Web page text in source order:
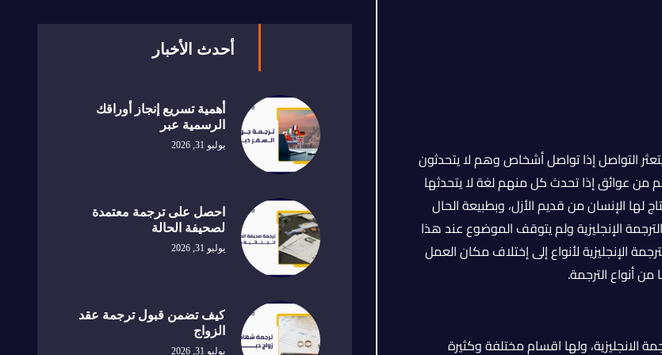
التواصل إذا تواصل أشخاص وهم لا يتحدثون
من عوائق إذا تحدث كل منهم لغة لا يتحدثها
لها الإنسان من قديم الأزل، وبطبيعة الحال
الإنجليزية ولم يتوقف الموضوع عند هذا
الإنجليزية لأنواع إلى إختلاف مكان العمل
أنواع الترجمة.
الانجليزية، ولها اقسام مختلفة وكثيرة
أحدث الأخبار
أهمية تسريع إنجاز أوراقك
الرسمية عبر
يوليو 31, 2026
احصل على ترجمة معتمدة
لصحيفة الحالة
يوليو 31, 2026
كيف تضمن قبول ترجمة عقد
الزواج
يوليو 31, 2026